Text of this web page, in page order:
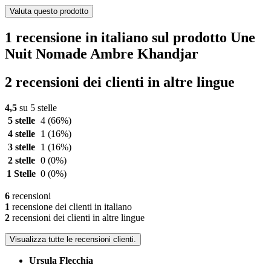
Valuta questo prodotto
1 recensione in italiano sul prodotto Une
Nuit Nomade Ambre Khandjar
2 recensioni dei clienti in altre lingue
4,5 su 5 stelle
5 stelle 4 (66%)
4 stelle
1 (16%)
3 stelle
1 (16%)
2 stelle 0 (0%)
1 Stelle 0 (0%)
6 recensioni
1 recensione dei clienti in italiano
2 recensioni dei clienti in altre lingue
Visualizza tutte le recensioni clienti.
Ursula Flecchia